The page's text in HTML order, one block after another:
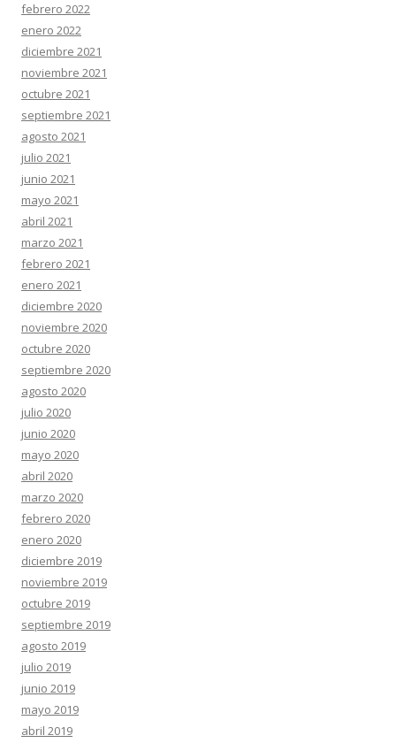
febrero 2022
enero 2022
diciembre 2021
noviembre 2021
octubre 2021
septiembre 2021
agosto 2021
julio 2021
junio 2021
mayo 2021
abril 2021
marzo 2021
febrero 2021
enero 2021
diciembre 2020
noviembre 2020
octubre 2020
septiembre 2020
agosto 2020
julio 2020
junio 2020
mayo 2020
abril 2020
marzo 2020
febrero 2020
enero 2020
diciembre 2019
noviembre 2019
octubre 2019
septiembre 2019
agosto 2019
julio 2019
junio 2019
mayo 2019
abril 2019